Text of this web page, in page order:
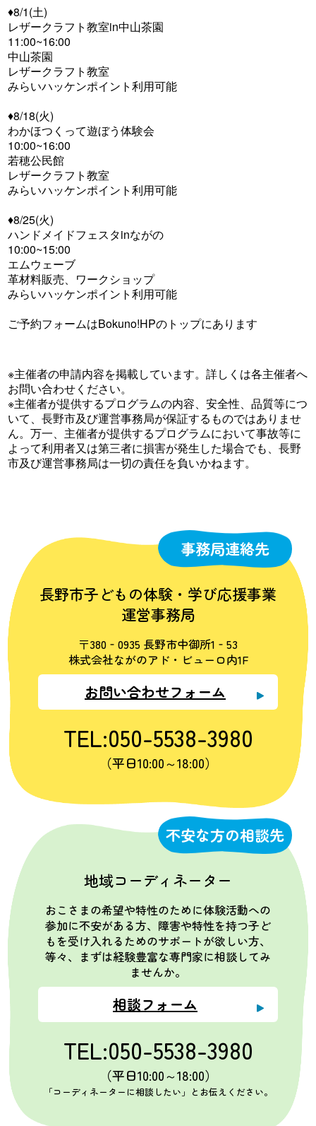
♦︎8/1(土)
レザークラフト教室in中山茶園
11:00~16:00
中山茶園
レザークラフト教室
みらいハッケンポイント利用可能
♦︎8/18(火)
わかほつくって遊ぼう体験会
10:00~16:00
若穂公民館
レザークラフト教室
みらいハッケンポイント利用可能
♦︎8/25(火)
ハンドメイドフェスタinながの
10:00~15:00
エムウェーブ
革材料販売、ワークショップ
みらいハッケンポイント利用可能
ご予約フォームはBokuno!HPのトップにあります
※主催者の申請内容を掲載しています。詳しくは各主催者へ
お問い合わせください。
※主催者が提供するプログラムの内容、安全性、品質等につ
いて、長野市及び運営事務局が保証するものではありませ
ん。万一、主催者が提供するプログラムにおいて事故等に
よって利用者又は第三者に損害が発生した場合でも、長野
市及び運営事務局は一切の責任を負いかねます。
事務局連絡先
長野市子どもの体験・学び応援事業
運営事務局
〒380‐0935 長野市中御所1‐53
株式会社ながのアド・ビューロ内1F
お問い合わせフォーム
TEL:050-5538-3980
（平日10:00～18:00）
不安な方の相談先
地域コーディネーター
おこさまの希望や特性のために体験活動への
参加に不安がある方、障害や特性を持つ子ど
もを受け入れるためのサポートが欲しい方、
等々、まずは経験豊富な専門家に相談してみ
ませんか。
相談フォーム
TEL:050-5538-3980
（平日10:00～18:00）
「コーディネーターに相談したい」とお伝えください。